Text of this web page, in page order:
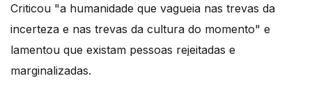
Criticou "a humanidade que vagueia nas trevas da
incerteza e nas trevas da cultura do momento" e
lamentou que existam pessoas rejeitadas e
marginalizadas.